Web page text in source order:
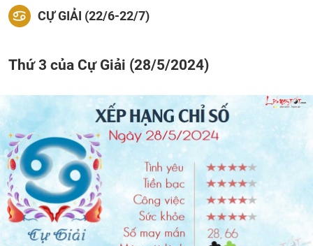
CỰ GIẢI (22/6-22/7)
Thứ 3 của Cự Giải (28/5/2024)